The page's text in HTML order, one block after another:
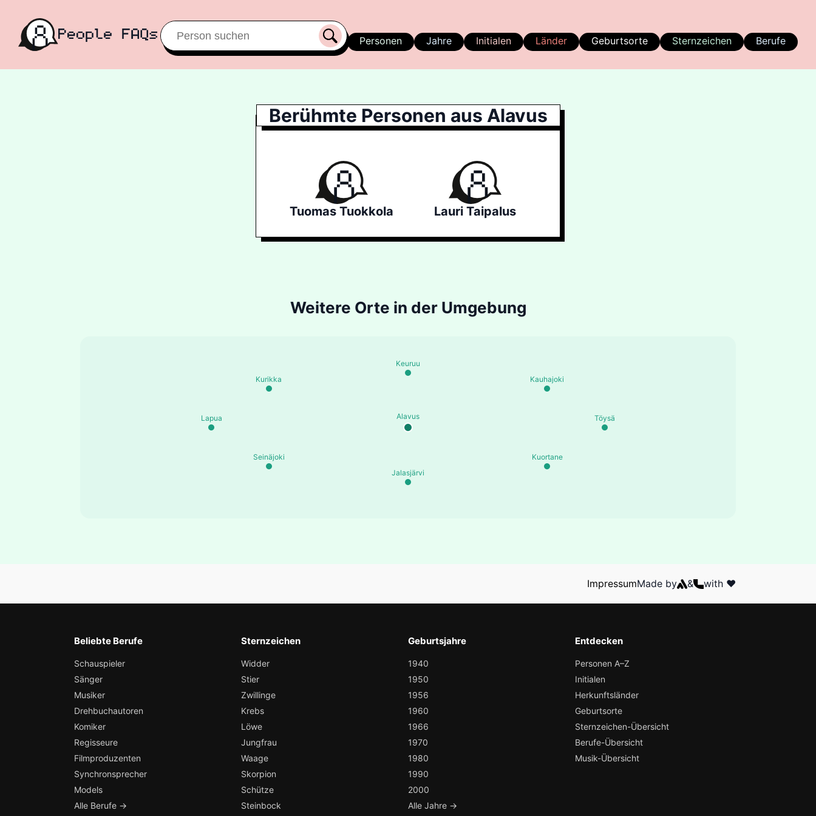
Personen Jahre Initialen Länder Geburtsorte Sternzeichen Berufe
Berühmte Personen aus Alavus
Tuomas Tuokkola Lauri Taipalus
Weitere Orte in der Umgebung
Alavus Töysä
Kuortane
Jalasjärvi
Seinäjoki
Lapua
Kurikka
Keuruu
Kauhajoki
ImpressumMade by & with ❤️
Beliebte Berufe
Schauspieler
Sänger
Musiker
Drehbuchautoren
Komiker
Regisseure
Filmproduzenten
Synchronsprecher
Models
Alle Berufe →
Sternzeichen
Widder
Stier
Zwillinge
Krebs
Löwe
Jungfrau
Waage
Skorpion
Schütze
Steinbock
Geburtsjahre
1940
1950
1956
1960
1966
1970
1980
1990
2000
Alle Jahre →
Entdecken
Personen A–Z
Initialen
Herkunftsländer
Geburtsorte
Sternzeichen-Übersicht
Berufe-Übersicht
Musik-Übersicht